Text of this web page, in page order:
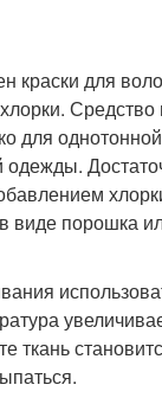
краски для
для
виде порошка
ткань